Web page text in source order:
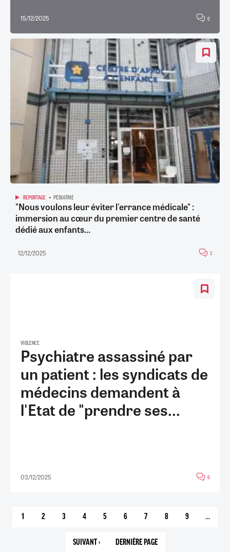
15/12/2025 0
REPORTAGE PÉDIATRIE
"Nous voulons leur éviter l'errance médicale" :
immersion au cœur du premier centre de santé
dédié aux enfants...
12/12/2025 1
VIOLENCE
Psychiatre assassiné par
un patient : les syndicats de
médecins demandent à
l'Etat de "prendre ses...
03/12/2025 0
PAGE
1 PAGE
2 PAGE
3 PAGE
4 PAGE
5 PAGE
6 PAGE
7 PAGE
8 PAGE
9 …
PAGE
SUIVANT › DERNIÈRE PAGE
16